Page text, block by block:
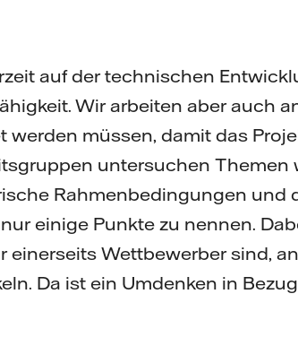
auf der technischen
Wir arbeiten aber auch
müssen, damit das
untersuchen Themen
Rahmenbedingungen und
einige Punkte zu nennen.
einerseits Wettbewerber sind,
Da ist ein Umdenken in